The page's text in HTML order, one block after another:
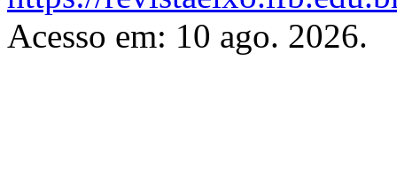
Acesso em: 10 ago. 2026.